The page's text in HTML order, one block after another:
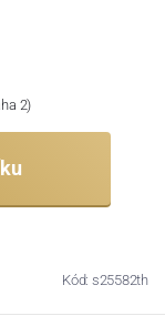
2)
Kód: s25582th